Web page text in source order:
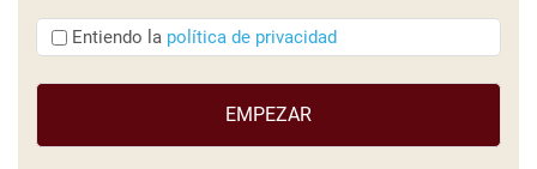
Entiendo
que
Entiendo la política de privacidad